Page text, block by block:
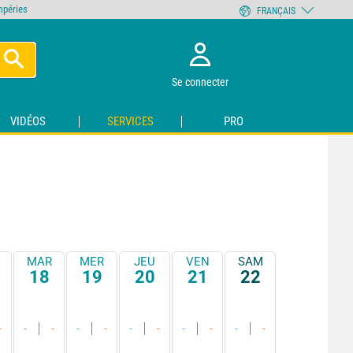
Se connecter
VIDÉOS SERVICES PRO
MAR
18
- -
MER
19
- -
JEU
20
- -
VEN
21
- -
SAM
22
- -
FRANÇAIS